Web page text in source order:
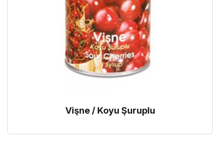
Vişne / Koyu Şuruplu